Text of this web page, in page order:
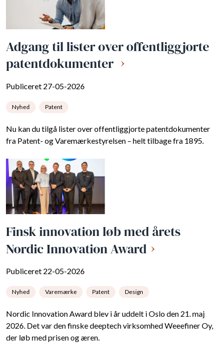
Adgang til lister over offentliggjorte
patentdokumenter
Publiceret 27-05-2026
Nyhed Patent
Nu kan du tilgå lister over offentliggjorte patentdokumenter
fra Patent- og Varemærkestyrelsen – helt tilbage fra 1895.
Finsk innovation løb med årets
Nordic Innovation Award
Publiceret 22-05-2026
Nyhed Varemærke Patent Design
Nordic Innovation Award blev i år uddelt i Oslo den 21. maj
2026. Det var den finske deeptech virksomhed Weeefiner Oy,
der løb med prisen og æren.